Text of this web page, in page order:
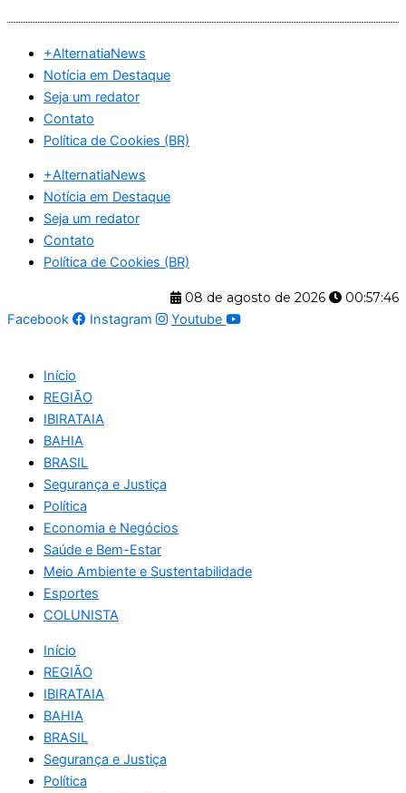
conteúdo
+AlternatiaNews
Notícia em Destaque
Seja um redator
Contato
Política de Cookies (BR)
+AlternatiaNews
Notícia em Destaque
Seja um redator
Contato
Política de Cookies (BR)
08 de agosto de 2026
00:57:47
Facebook
Instagram Youtube
Início
REGIÃO
IBIRATAIA
BAHIA
BRASIL
Segurança e Justiça
Política
Economia e Negócios
Saúde e Bem-Estar
Meio Ambiente e Sustentabilidade
Esportes
COLUNISTA
Início
REGIÃO
IBIRATAIA
BAHIA
BRASIL
Segurança e Justiça
Política